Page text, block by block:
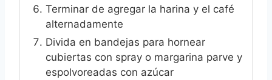
Terminar de agregar la harina y el café
alternadamente
Divida en bandejas para hornear
cubiertas con spray o margarina parve y
espolvoreadas con azúcar